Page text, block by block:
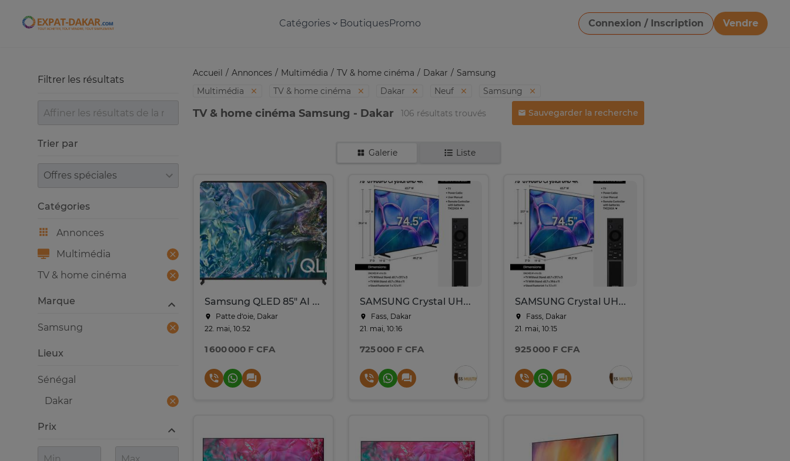
Expat-Dakar Catégories BoutiquesPromo Connexion / Inscription
Vendre
Télécharger une image
Accueil Annonces Multimédia TV & home cinéma Dakar
Samsung
Multimédia
TV & home cinéma Dakar Neuf Samsung
TV & home cinéma Samsung - Dakar 106 résultats trouvés Sauvegarder la recherche
Galerie Liste
Samsung QLED 85" AI (2025)
Patte d‘oie, Dakar
22. mai, 10:52
1 600 000 F CFA
SAMSUNG Crystal UHD 75’’ – U7900F – 4K UHD – Neuve
Fass, Dakar
21. mai, 10:16
725 000 F CFA
SAMSUNG Crystal UHD 85’’ – U7900F – 4K UHD – Neuve
Fass, Dakar
21. mai, 10:15
925 000 F CFA
Filtrer les résultats
Trier par
Trier par
Catégories
Annonces
Multimédia
TV & home cinéma
Lieux
Sénégal
Dakar
Prix
Marque
Samsung